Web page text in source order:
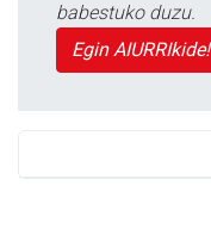
babestuko duzu.
Egin AIURRIkide!